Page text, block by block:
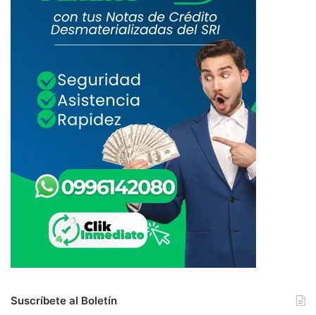
Suscríbete al Boletín